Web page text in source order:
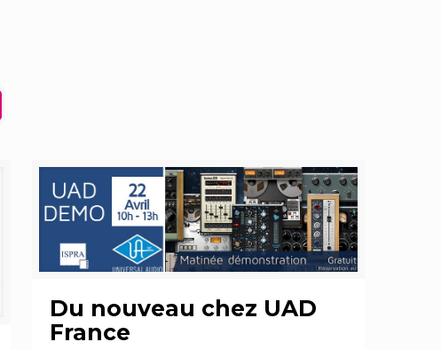
Du nouveau chez UAD
France